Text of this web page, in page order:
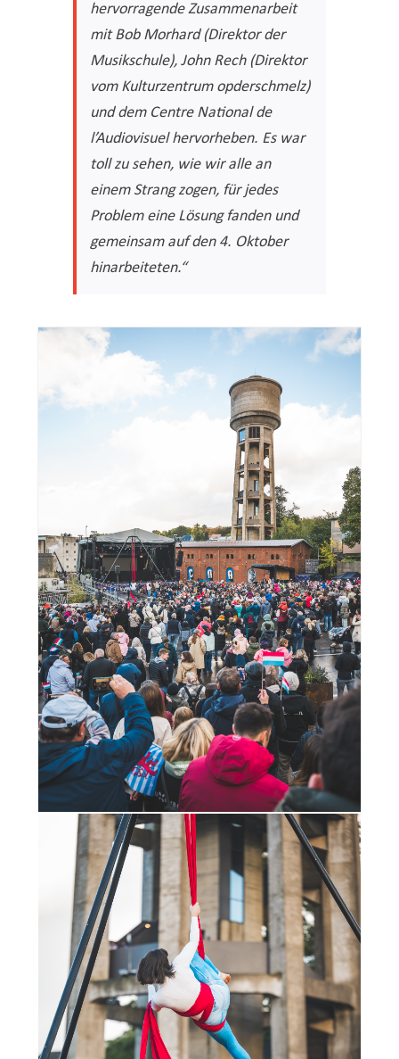
hervorragende Zusammenarbeit
mit Bob Morhard (Direktor der
Musikschule), John Rech (Direktor
vom Kulturzentrum opderschmelz)
und dem Centre National de
l’Audiovisuel hervorheben. Es war
toll zu sehen, wie wir alle an
einem Strang zogen, für jedes
Problem eine Lösung fanden und
gemeinsam auf den 4. Oktober
hinarbeiteten.“